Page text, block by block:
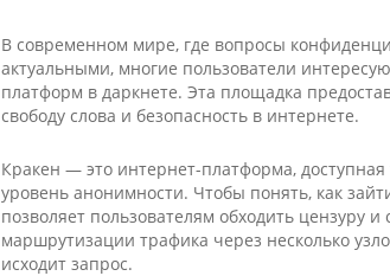
В современном мире, где вопросы
актуальными, многие пользователи
платформ в даркнете. Эта площадка
свободу слова и безопасность в интернете.
Кракен — это интернет-платформа,
уровень анонимности. Чтобы понять, как
позволяет пользователям обходить цензуру
маршрутизации трафика через несколько
исходит запрос.